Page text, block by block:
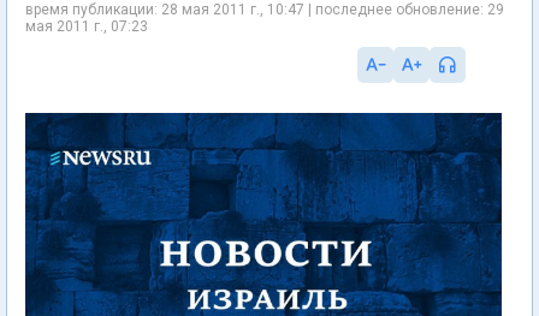
время публикации: 28 мая 2011 г., 10:47 | последнее обновление: 29
мая 2011 г., 07:23